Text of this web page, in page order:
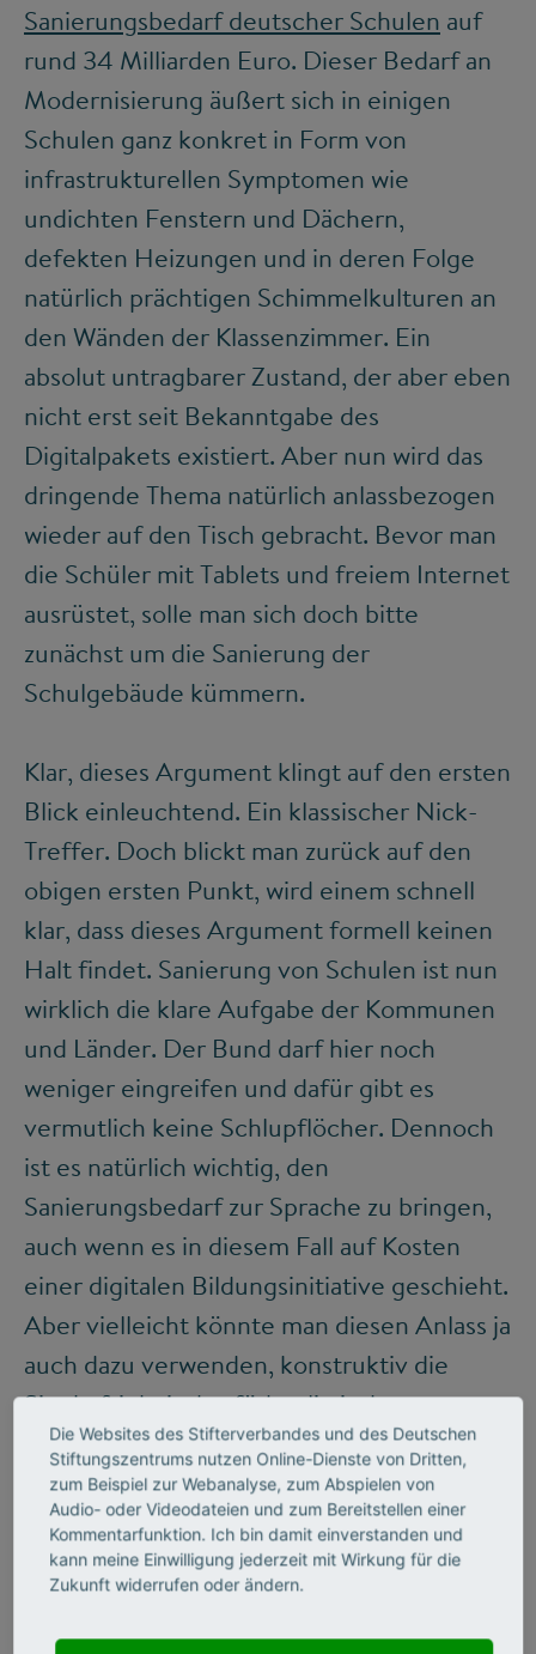
Sanierungsbedarf deutscher Schulen auf
rund 34 Milliarden Euro. Dieser Bedarf an
Modernisierung äußert sich in einigen
Schulen ganz konkret in Form von
infrastrukturellen Symptomen wie
undichten Fenstern und Dächern,
defekten Heizungen und in deren Folge
natürlich prächtigen Schimmelkulturen an
den Wänden der Klassenzimmer. Ein
absolut untragbarer Zustand, der aber eben
nicht erst seit Bekanntgabe des
Digitalpakets existiert. Aber nun wird das
dringende Thema natürlich anlassbezogen
wieder auf den Tisch gebracht. Bevor man
die Schüler mit Tablets und freiem Internet
ausrüstet, solle man sich doch bitte
zunächst um die Sanierung der
Schulgebäude kümmern.
Klar, dieses Argument klingt auf den ersten
Blick einleuchtend. Ein klassischer Nick-
Treffer. Doch blickt man zurück auf den
obigen ersten Punkt, wird einem schnell
klar, dass dieses Argument formell keinen
Halt findet. Sanierung von Schulen ist nun
wirklich die klare Aufgabe der Kommunen
und Länder. Der Bund darf hier noch
weniger eingreifen und dafür gibt es
vermutlich keine Schlupflöcher. Dennoch
ist es natürlich wichtig, den
Sanierungsbedarf zur Sprache zu bringen,
auch wenn es in diesem Fall auf Kosten
einer digitalen Bildungsinitiative geschieht.
Aber vielleicht könnte man diesen Anlass ja
auch dazu verwenden, konstruktiv die
Sinnhaftigkeit des föderalistischen
Bildungssystems zu diskutieren.
„Digitale Bildung ist, so
albern es klingt, tatsächlich
Die Websites des Stifterverbandes und des Deutschen
Stiftungszentrums nutzen Online-Dienste von Dritten,
zum Beispiel zur Webanalyse, zum Abspielen von
Audio- oder Videodateien und zum Bereitstellen einer
Kommentarfunktion. Ich bin damit einverstanden und
kann meine Einwilligung jederzeit mit Wirkung für die
Zukunft widerrufen oder ändern.